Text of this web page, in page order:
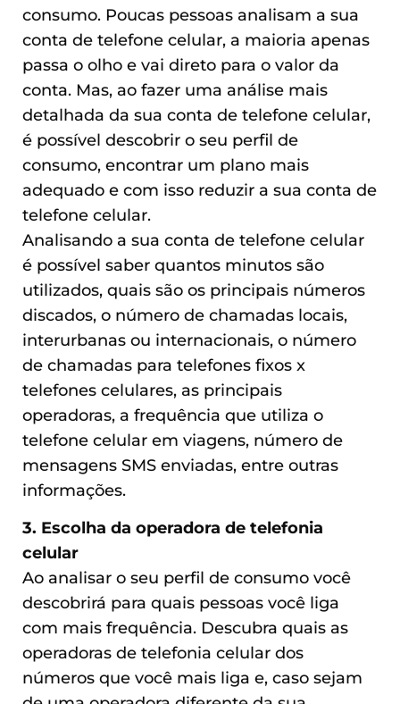
consumo. Poucas pessoas analisam a sua
conta de telefone celular, a maioria apenas
passa o olho e vai direto para o valor da
conta. Mas, ao fazer uma análise mais
detalhada da sua conta de telefone celular,
é possível descobrir o seu perfil de
consumo, encontrar um plano mais
adequado e com isso reduzir a sua conta de
telefone celular.
Analisando a sua conta de telefone celular
é possível saber quantos minutos são
utilizados, quais são os principais números
discados, o número de chamadas locais,
interurbanas ou internacionais, o número
de chamadas para telefones fixos x
telefones celulares, as principais
operadoras, a frequência que utiliza o
telefone celular em viagens, número de
mensagens SMS enviadas, entre outras
informações.
3. Escolha da operadora de telefonia
celular
Ao analisar o seu perfil de consumo você
descobrirá para quais pessoas você liga
com mais frequência. Descubra quais as
operadoras de telefonia celular dos
números que você mais liga e, caso sejam